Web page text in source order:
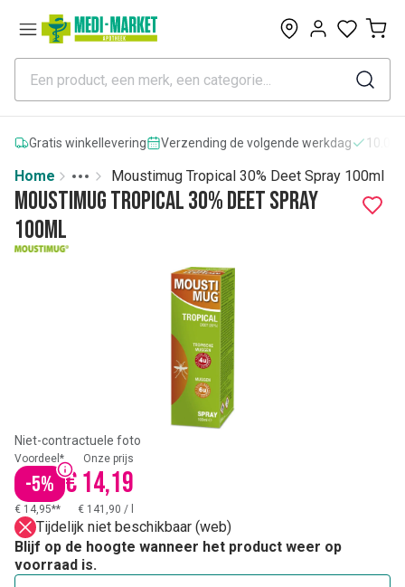
0
Gratis winkellevering Verzending de volgende werkdag
Home
More
Toggle menu
Moustimug Tropical 30% Deet Spray 100ml
Moustimug Tropical 30% Deet Spray
100ml
Niet-contractuele foto
Voordeel*
-5%
Onze prijs
€ 14,19
€ 14,95** € 141,90 /
Tijdelijk niet beschikbaar (web)
Blijf op de hoogte wanneer het product weer op
voorraad is.